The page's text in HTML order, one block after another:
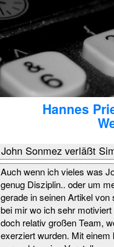
Hannes
John Sonmez verläßt
Auch wenn ich vieles was
genug Disziplin.. oder um
gerade in seinen Artikel
bei mir wo ich sehr
doch relativ großen Team,
exerziert wurden. Mit